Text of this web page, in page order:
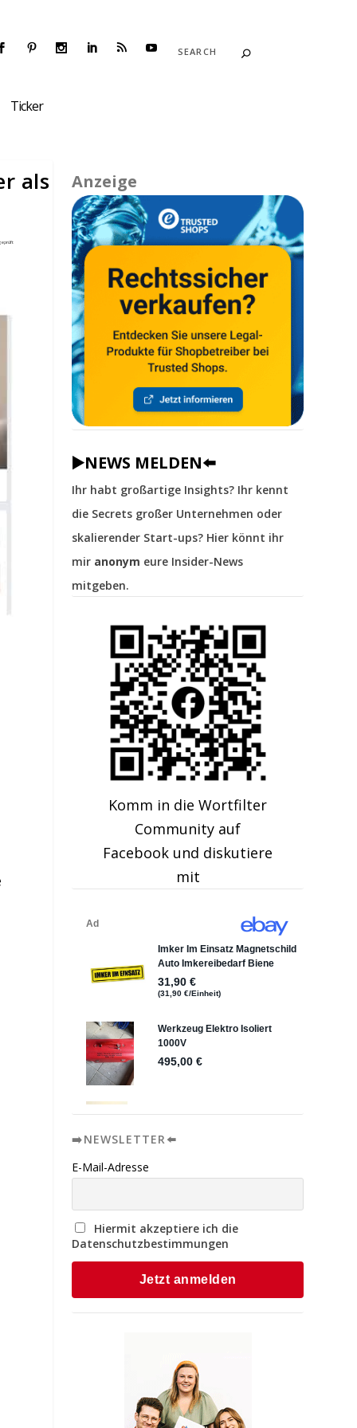
Ticker
als Anzeige
▶️NEWS MELDEN⬅️
Ihr habt großartige Insights? Ihr kennt
die Secrets großer Unternehmen oder
skalierender Start-ups? Hier könnt ihr
mir anonym eure Insider-News
mitgeben.
Komm in die Wortfilter
Community auf
Facebook und diskutiere
mit
➡️NEWSLETTER⬅️
E-Mail-Adresse
Hiermit akzeptiere ich die
Datenschutzbestimmungen